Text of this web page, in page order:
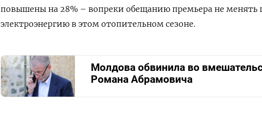
Подписывайтесь
в Telegram
повышены на 28% – вопреки обещанию премьера не менять
электроэнергию в этом отопительном сезоне.
Молдова обвинила во
Романа Абрамовича